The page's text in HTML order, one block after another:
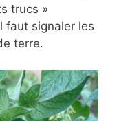
trucs »
faut signaler les
terre.